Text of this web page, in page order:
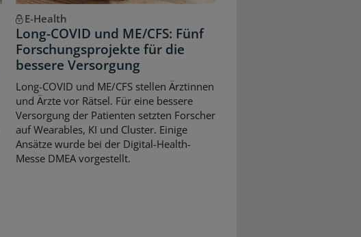
E-Health
Long-COVID und ME/CFS: Fünf
Forschungsprojekte für die
bessere Versorgung
Long-COVID und ME/CFS stellen Ärztinnen
und Ärzte vor Rätsel. Für eine bessere
Versorgung der Patienten setzten Forscher
auf Wearables, KI und Cluster. Einige
Ansätze wurde bei der Digital-Health-
Messe DMEA vorgestellt.